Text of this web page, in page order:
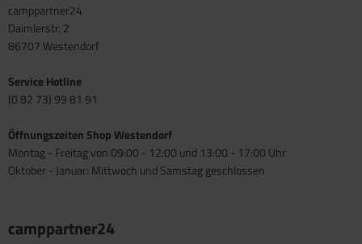
camppartner24
Daimlerstr. 2
86707 Westendorf
Service Hotline
(0 82 73) 99 81 91
Öffnungszeiten Shop Westendorf
Montag - Freitag von 09:00 - 12:00 und 13:00 - 17:00 Uhr
Oktober - Januar: Mittwoch und Samstag geschlossen
camppartner24